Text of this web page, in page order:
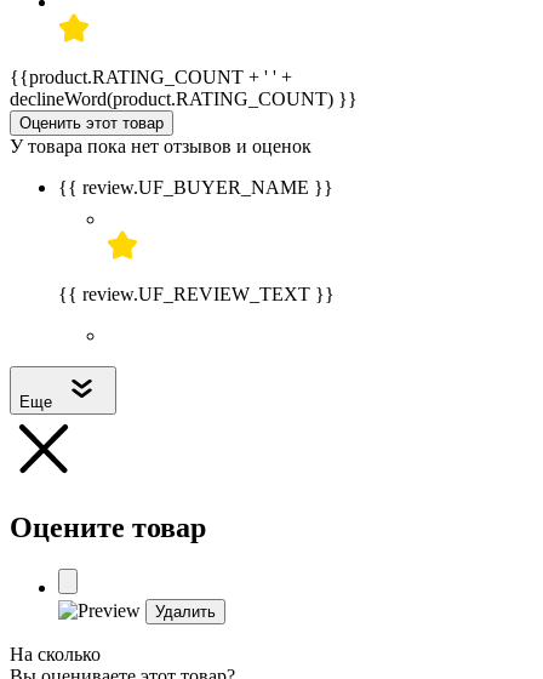
{{product.RATING_COUNT + ' ' +
declineWord(product.RATING_COUNT) }}
Оценить этот товар
У товара пока нет отзывов и оценок
{{ review.UF_BUYER_NAME }}
{{ review.UF_REVIEW_TEXT }}
Еще
Оцените товар
Удалить
На сколько